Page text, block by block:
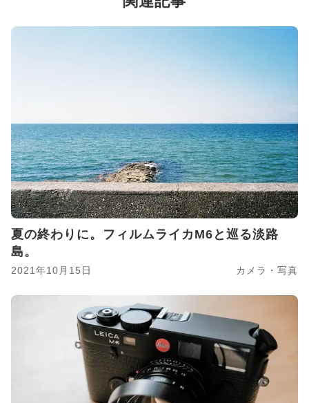
夏の終わりに。フィルムライカM6と巡る淡路
島。
2021年10月15日 カメラ・写真